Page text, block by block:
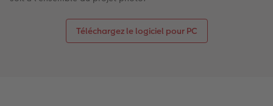
Téléchargez le logiciel pour PC